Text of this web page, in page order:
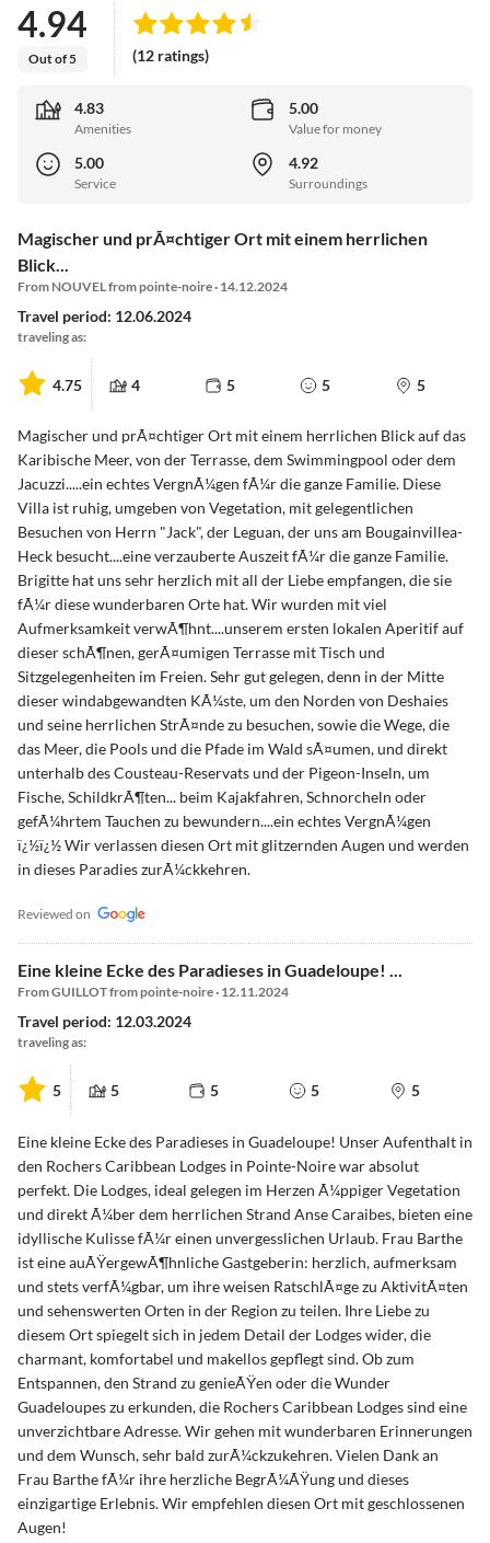
4.94
Out of 5 (12 ratings)
4.83
Amenities
5.00
Value for money
5.00
Service
4.92
Surroundings
Magischer und prÃ¤chtiger Ort mit einem herrlichen
Blick...
From NOUVEL from pointe-noire · 14.12.2024
Travel period: 12.06.2024
traveling as:
4.75 4 5 5 5
Magischer und prÃ¤chtiger Ort mit einem herrlichen Blick auf das
Karibische Meer, von der Terrasse, dem Swimmingpool oder dem
Jacuzzi.....ein echtes VergnÃ¼gen fÃ¼r die ganze Familie. Diese
Villa ist ruhig, umgeben von Vegetation, mit gelegentlichen
Besuchen von Herrn "Jack", der Leguan, der uns am Bougainvillea-
Heck besucht....eine verzauberte Auszeit fÃ¼r die ganze Familie.
Brigitte hat uns sehr herzlich mit all der Liebe empfangen, die sie
fÃ¼r diese wunderbaren Orte hat. Wir wurden mit viel
Aufmerksamkeit verwÃ¶hnt....unserem ersten lokalen Aperitif auf
dieser schÃ¶nen, gerÃ¤umigen Terrasse mit Tisch und
Sitzgelegenheiten im Freien. Sehr gut gelegen, denn in der Mitte
dieser windabgewandten KÃ¼ste, um den Norden von Deshaies
und seine herrlichen StrÃ¤nde zu besuchen, sowie die Wege, die
das Meer, die Pools und die Pfade im Wald sÃ¤umen, und direkt
unterhalb des Cousteau-Reservats und der Pigeon-Inseln, um
Fische, SchildkrÃ¶ten... beim Kajakfahren, Schnorcheln oder
gefÃ¼hrtem Tauchen zu bewundern....ein echtes VergnÃ¼gen
ï¿½ï¿½ Wir verlassen diesen Ort mit glitzernden Augen und werden
in dieses Paradies zurÃ¼ckkehren.
Reviewed on
Eine kleine Ecke des Paradieses in Guadeloupe! ...
From GUILLOT from pointe-noire · 12.11.2024
Travel period: 12.03.2024
traveling as:
5 5 5 5 5
Eine kleine Ecke des Paradieses in Guadeloupe! Unser Aufenthalt in
den Rochers Caribbean Lodges in Pointe-Noire war absolut
perfekt. Die Lodges, ideal gelegen im Herzen Ã¼ppiger Vegetation
und direkt Ã¼ber dem herrlichen Strand Anse Caraibes, bieten eine
idyllische Kulisse fÃ¼r einen unvergesslichen Urlaub. Frau Barthe
ist eine auÃŸergewÃ¶hnliche Gastgeberin: herzlich, aufmerksam
und stets verfÃ¼gbar, um ihre weisen RatschlÃ¤ge zu AktivitÃ¤ten
und sehenswerten Orten in der Region zu teilen. Ihre Liebe zu
diesem Ort spiegelt sich in jedem Detail der Lodges wider, die
charmant, komfortabel und makellos gepflegt sind. Ob zum
Entspannen, den Strand zu genieÃŸen oder die Wunder
Guadeloupes zu erkunden, die Rochers Caribbean Lodges sind eine
unverzichtbare Adresse. Wir gehen mit wunderbaren Erinnerungen
und dem Wunsch, sehr bald zurÃ¼ckzukehren. Vielen Dank an
Frau Barthe fÃ¼r ihre herzliche BegrÃ¼ÃŸung und dieses
einzigartige Erlebnis. Wir empfehlen diesen Ort mit geschlossenen
Augen!